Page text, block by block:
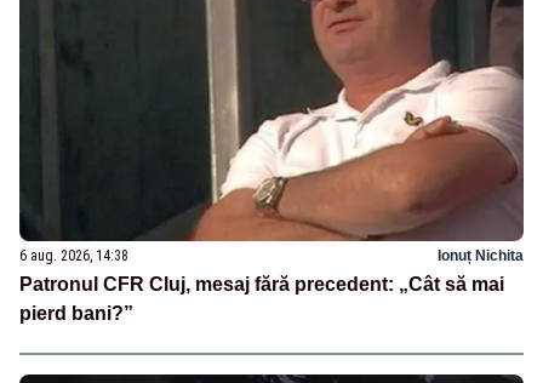
6 aug. 2026, 14:38 Ionuț Nichita
Patronul CFR Cluj, mesaj fără precedent: „Cât să mai
pierd bani?”